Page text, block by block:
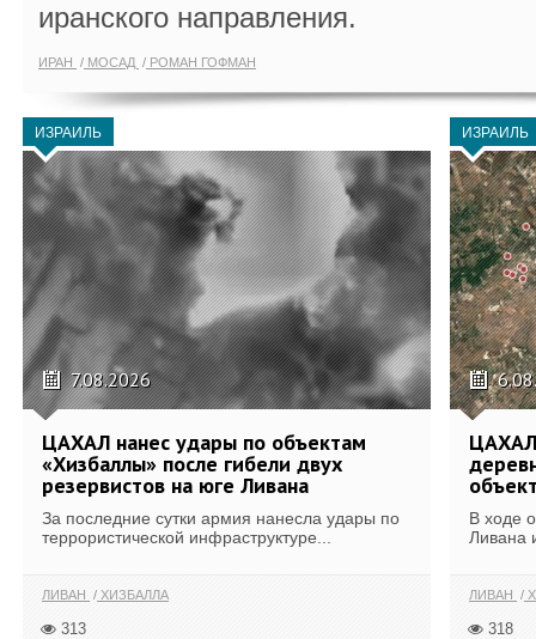
иранского направления.
ИРАН МОСАД РОМАН ГОФМАН
ИЗРАИЛЬ
7.08.2026
ЦАХАЛ нанес удары по объектам
«Хизбаллы» после гибели двух
резервистов на юге Ливана
За последние сутки армия нанесла удары по
террористической инфраструктуре...
ЛИВАН ХИЗБАЛЛА
313
ИЗРАИЛЬ
В ходе
Ливана
ЛИВАН
318